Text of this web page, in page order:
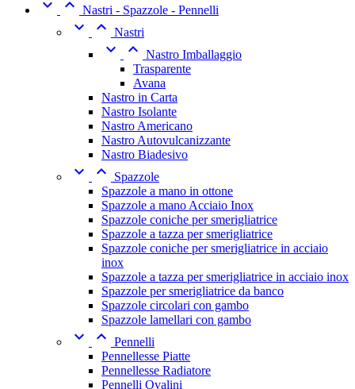
  Nastri - Spazzole - Pennelli
  Nastri
  Nastro Imballaggio
Trasparente
Avana
Nastro in Carta
Nastro Isolante
Nastro Americano
Nastro Autovulcanizzante
Nastro Biadesivo
 
Spazzole
Spazzole a mano in ottone
Spazzole a mano Acciaio Inox
Spazzole coniche per smerigliatrice
Spazzole a tazza per smerigliatrice
Spazzole coniche per smerigliatrice in acciaio
inox
Spazzole a tazza per smerigliatrice in acciaio inox
Spazzole per smerigliatrice da banco
Spazzole circolari con gambo
Spazzole lamellari con gambo
  Pennelli
Pennellesse Piatte
Pennellesse Radiatore
Pennelli Ovalini